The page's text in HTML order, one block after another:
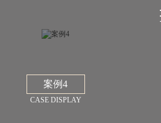
案例4
CASE DISPLAY